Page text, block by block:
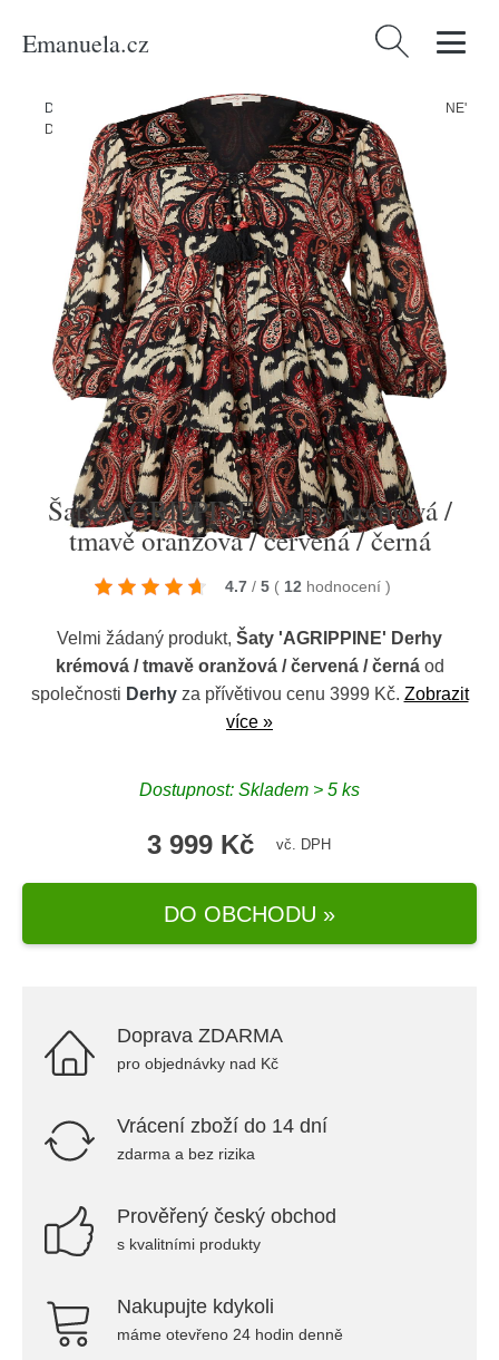
Emanuela.cz Vyhledávání
Domů Ženy/ Oblečení /Mini šaty
Šaty 'AGRIPPINE'
Derhy krémová / tmavě oranžová / červená / černá
Šaty 'AGRIPPINE' Derhy krémová /
tmavě oranžová / červená / černá
4.7 / 5 ( 12 hodnocení )
Velmi žádaný produkt, Šaty 'AGRIPPINE' Derhy
krémová / tmavě oranžová / červená / černáod
společnosti Derhyza přívětivou cenu 3999 Kč. Zobrazit
více »
Dostupnost: Skladem > 5 ks
3 999 Kč vč. DPH
DO OBCHODU »
Doprava ZDARMA
pro objednávky nad Kč
Vrácení zboží do 14 dní
zdarma a bez rizika
Prověřený český obchod
s kvalitními produkty
Nakupujte kdykoli
máme otevřeno 24 hodin denně